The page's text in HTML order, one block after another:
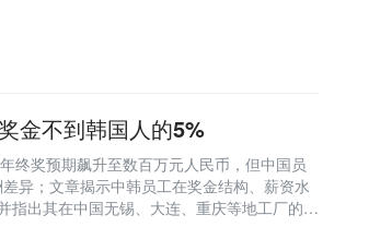
金不到韩国人的5%
终奖预期飙升至数百万元人民币，但中国员
异；文章揭示中韩员工在奖金结构、薪资水
指出其在中国无锡、大连、重庆等地工厂的运